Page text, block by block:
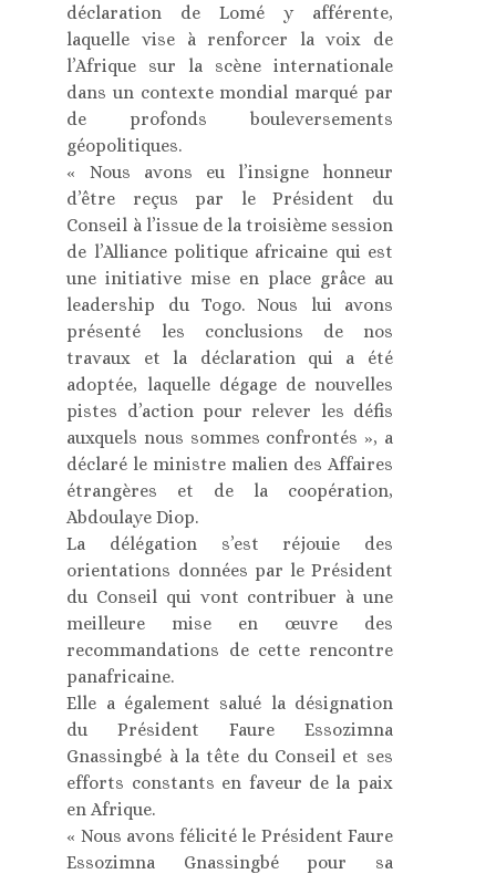
déclaration de Lomé y afférente,
laquelle vise à renforcer la voix de
l’Afrique sur la scène internationale
dans un contexte mondial marqué par
de profonds bouleversements
géopolitiques.
« Nous avons eu l’insigne honneur
d’être reçus par le Président du
Conseil à l’issue de la troisième session
de l’Alliance politique africaine qui est
une initiative mise en place grâce au
leadership du Togo. Nous lui avons
présenté les conclusions de nos
travaux et la déclaration qui a été
adoptée, laquelle dégage de nouvelles
pistes d’action pour relever les défis
auxquels nous sommes confrontés », a
déclaré le ministre malien des Affaires
étrangères et de la coopération,
Abdoulaye Diop.
La délégation s’est réjouie des
orientations données par le Président
du Conseil qui vont contribuer à une
meilleure mise en œuvre des
recommandations de cette rencontre
panafricaine.
Elle a également salué la désignation
du Président Faure Essozimna
Gnassingbé à la tête du Conseil et ses
efforts constants en faveur de la paix
en Afrique.
« Nous avons félicité le Président Faure
Essozimna Gnassingbé pour sa